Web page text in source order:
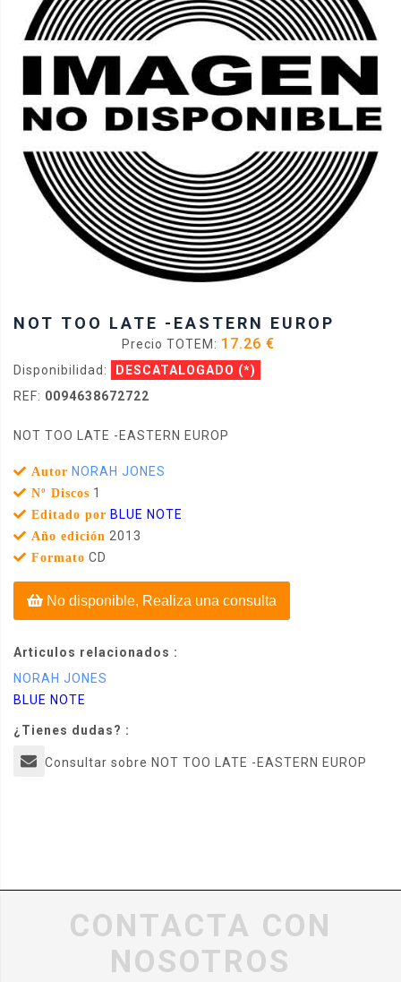
NOT TOO LATE -EASTERN EUROP
Precio TOTEM: 17.26 €
Disponibilidad: DESCATALOGADO (*)
REF: 0094638672722
NOT TOO LATE -EASTERN EUROP
Autor NORAH JONES
Nº Discos 1
Editado por BLUE NOTE
Año edición 2013
Formato CD
No disponible, Realiza una consulta
Articulos relacionados :
NORAH JONES
BLUE NOTE
¿Tienes dudas? :
Consultar sobre NOT TOO LATE -EASTERN EUROP
CONTACTA CON
NOSOTROS